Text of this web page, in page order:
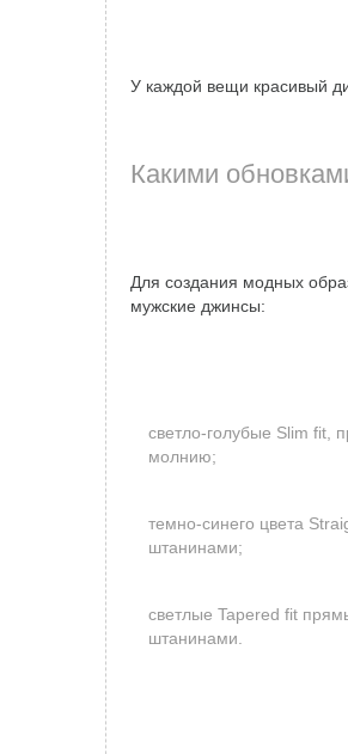
У каждой вещи красивый
Какими
Для создания модных
мужские джинсы:
светло-голубые Slim fit,
молнию;
темно-синего цвета
штанинами;
светлые Tapered fit
штанинами.